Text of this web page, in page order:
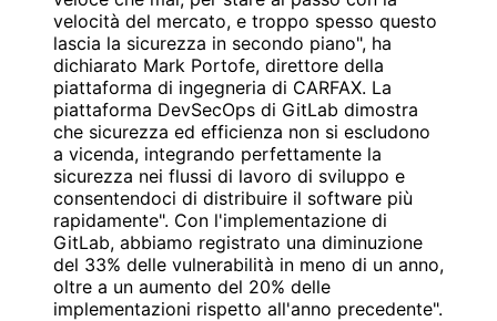
velocità del mercato, e troppo spesso questo
lascia la sicurezza in secondo piano", ha
dichiarato Mark Portofe, direttore della
piattaforma di ingegneria di CARFAX. La
piattaforma DevSecOps di GitLab dimostra
che sicurezza ed efficienza non si escludono
a vicenda, integrando perfettamente la
sicurezza nei flussi di lavoro di sviluppo e
consentendoci di distribuire il software più
rapidamente". Con l'implementazione di
GitLab, abbiamo registrato una diminuzione
del 33% delle vulnerabilità in meno di un anno,
oltre a un aumento del 20% delle
implementazioni rispetto all'anno precedente".